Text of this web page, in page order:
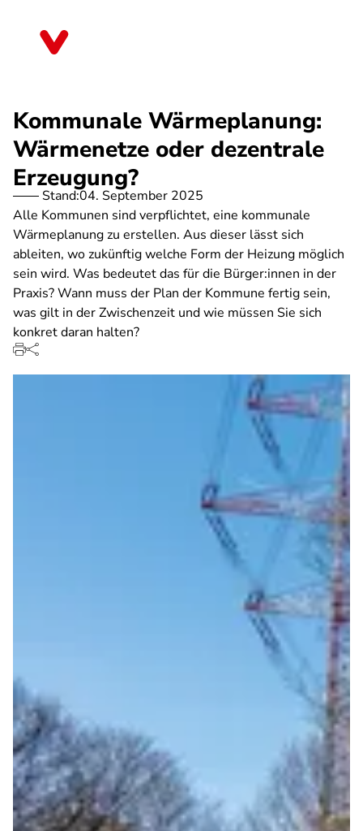
Kommunale Wärmeplanung:
Wärmenetze oder dezentrale
Erzeugung?
Stand:04. September 2025
Alle Kommunen sind verpflichtet, eine kommunale
Wärmeplanung zu erstellen. Aus dieser lässt sich
ableiten, wo zukünftig welche Form der Heizung möglich
sein wird. Was bedeutet das für die Bürger:innen in der
Praxis? Wann muss der Plan der Kommune fertig sein,
was gilt in der Zwischenzeit und wie müssen Sie sich
konkret daran halten?